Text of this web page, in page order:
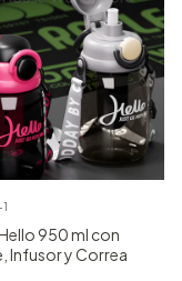
950 ml con
Infusor y Correa